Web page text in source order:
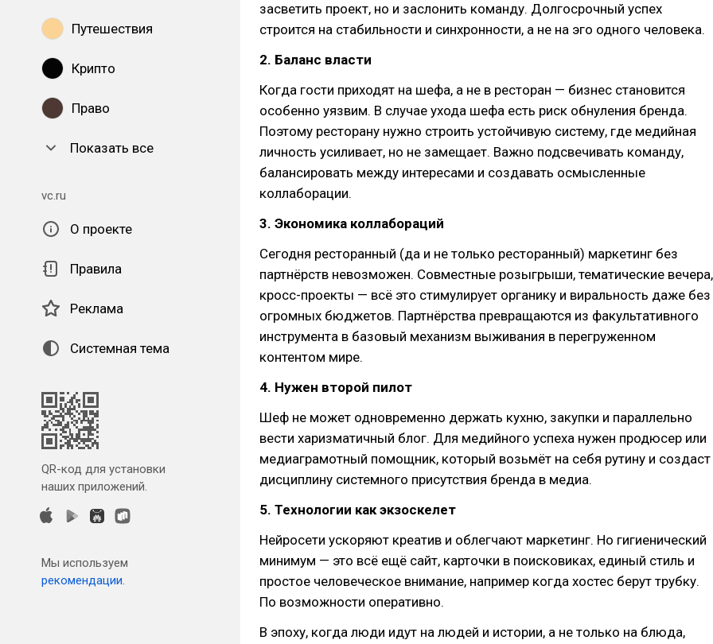
Путешествия
Крипто
Право
Показать все
vc.ru
О проекте
Правила
Реклама
Системная тема
QR-код для установки
наших приложений.
Мы используем
рекомендации.
засветить проект, но и заслонить команду. Долгосрочный успех
строится на стабильности и синхронности, а не на эго одного человека.
2. Баланс власти
Когда гости приходят на шефа, а не в ресторан — бизнес становится
особенно уязвим. В случае ухода шефа есть риск обнуления бренда.
Поэтому ресторану нужно строить устойчивую систему, где медийная
личность усиливает, но не замещает. Важно подсвечивать команду,
балансировать между интересами и создавать осмысленные
коллаборации.
3. Экономика коллабораций
Сегодня ресторанный (да и не только ресторанный) маркетинг без
партнёрств невозможен. Совместные розыгрыши, тематические вечера,
кросс-проекты — всё это стимулирует органику и виральность даже без
огромных бюджетов. Партнёрства превращаются из факультативного
инструмента в базовый механизм выживания в перегруженном
контентом мире.
4. Нужен второй пилот
Шеф не может одновременно держать кухню, закупки и параллельно
вести харизматичный блог. Для медийного успеха нужен продюсер или
медиаграмотный помощник, который возьмёт на себя рутину и создаст
дисциплину системного присутствия бренда в медиа.
5. Технологии как экзоскелет
Нейросети ускоряют креатив и облегчают маркетинг. Но гигиенический
минимум — это всё ещё сайт, карточки в поисковиках, единый стиль и
простое человеческое внимание, например когда хостес берут трубку.
По возможности оперативно.
В эпоху, когда люди идут на людей и истории, а не только на блюда,